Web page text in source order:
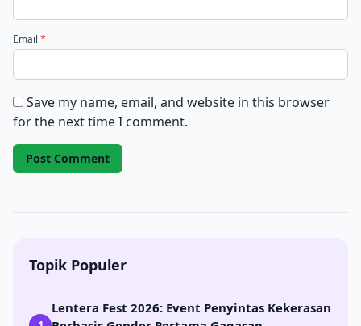
Email *
Save my name, email, and website in this browser
for the next time I comment.
Topik Populer
Lentera Fest 2026: Event Penyintas Kekerasan